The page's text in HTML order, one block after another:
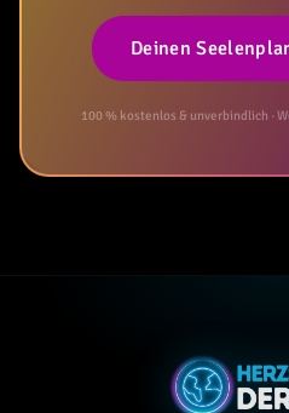
Deinen
100 % kostenlos & unverbindlich ·